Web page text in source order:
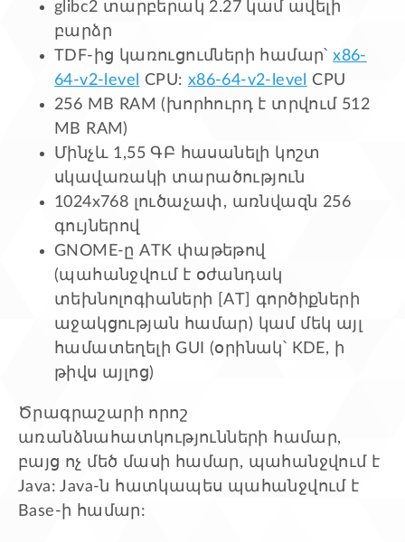
glibc2 տարբերակ 2.27 կամ ավելի
բարձր
TDF-ից կառուցումների համար՝x86-
64-v2-level
CPU: x86-64-v2-level
CPU
256 MB RAM (խորհուրդ է տրվում 512
MB RAM)
Մինչև 1,55 ԳԲ հասանելի կոշտ
սկավառակի տարածություն
1024x768 լուծաչափ, առնվազն 256
գույներով
GNOME-ը ATK փաթեթով
(պահանջվում է օժանդակ
տեխնոլոգիաների [AT] գործիքների
աջակցության համար) կամ մեկ այլ
համատեղելի GUI (օրինակ՝ KDE, ի
թիվս այլոց)
Ծրագրաշարի որոշ
առանձնահատկությունների համար,
բայց ոչ մեծ մասի համար, պահանջվում է
Java: Java-ն հատկապես պահանջվում է
Base-ի համար: